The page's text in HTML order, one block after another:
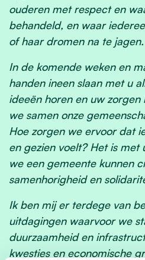
ouderen met respect en
behandeld, en waar
of haar dromen na te jagen.
In de komende weken en
handen ineen slaan met u
ideeën horen en uw
we samen onze
Hoe zorgen we ervoor dat
en gezien voelt? Het is
we een gemeente kunnen
samenhorigheid en
Ik ben mij er terdege van
uitdagingen waarvoor we
duurzaamheid en
kwesties en economische